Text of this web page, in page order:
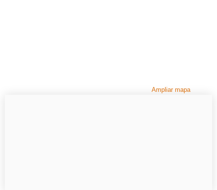
Ampliar mapa